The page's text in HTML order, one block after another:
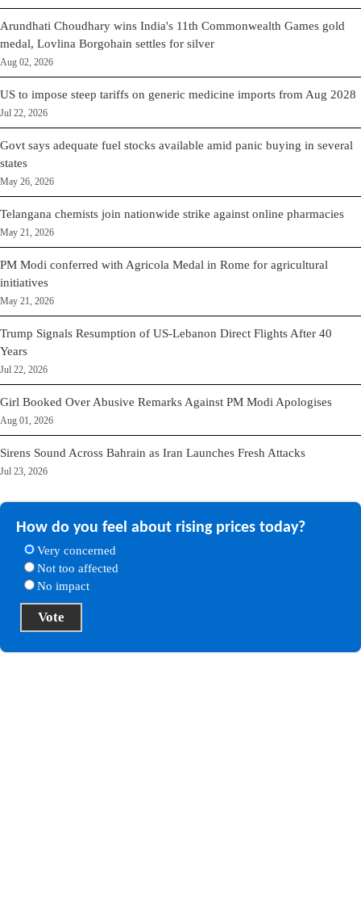
Arundhati Choudhary wins India's 11th Commonwealth Games gold
medal, Lovlina Borgohain settles for silver
Aug 02, 2026
US to impose steep tariffs on generic medicine imports from Aug 2028
Jul 22, 2026
Govt says adequate fuel stocks available amid panic buying in several
states
May 26, 2026
Telangana chemists join nationwide strike against online pharmacies
May 21, 2026
PM Modi conferred with Agricola Medal in Rome for agricultural
initiatives
May 21, 2026
Trump Signals Resumption of US-Lebanon Direct Flights After 40
Years
Jul 22, 2026
Girl Booked Over Abusive Remarks Against PM Modi Apologises
Aug 01, 2026
Sirens Sound Across Bahrain as Iran Launches Fresh Attacks
Jul 23, 2026
How do you feel about rising prices today?
Very concerned
Not too affected
No impact